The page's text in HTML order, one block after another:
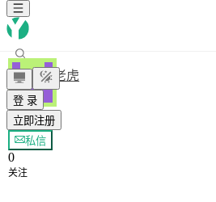
登 录
立即注册
老虎
+ 关注
私信
0
关注